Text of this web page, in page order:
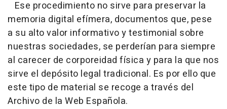
Ese procedimiento no sirve para preservar la
memoria digital efímera, documentos que, pese
a su alto valor informativo y testimonial sobre
nuestras sociedades, se perderían para siempre
al carecer de corporeidad física y para la que nos
sirve el depósito legal tradicional. Es por ello que
este tipo de material se recoge a través del
Archivo de la Web Española.